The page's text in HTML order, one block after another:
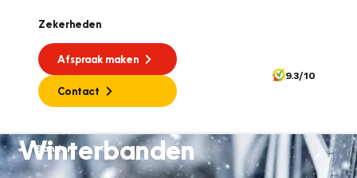
Zekerheden
Afspraak maken
Contact
9.3/10
Banden
Winterbanden